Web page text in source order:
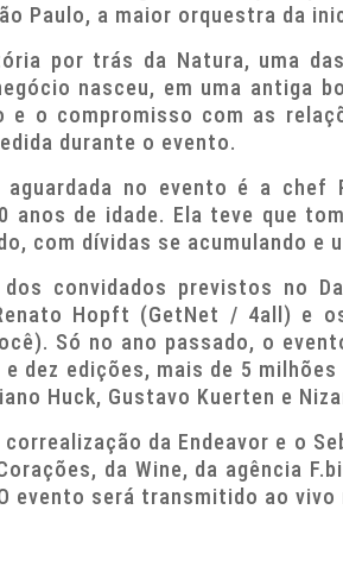
Paulo, a maior orquestra da
por trás da Natura, uma
nasceu, em uma antiga
e o compromisso com as
durante o evento.
no evento é a chef
anos de idade. Ela teve que
com dívidas se acumulando e
convidados previstos no
Hopft (GetNet / 4all) e
Só no ano passado, o
e dez edições, mais de 5
Huck, Gustavo Kuerten e
correalização da Endeavor e o
da Wine, da agência
evento será transmitido ao